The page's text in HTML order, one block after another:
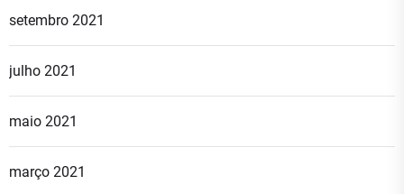
setembro 2021
julho 2021
maio 2021
março 2021